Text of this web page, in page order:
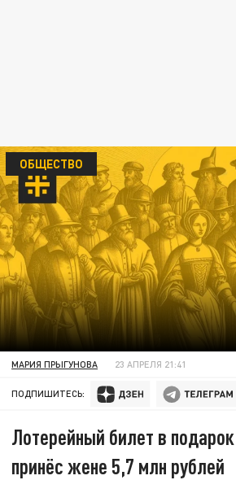
ОБЩЕСТВО
МАРИЯ ПРЫГУНОВА 23 АПРЕЛЯ 21:41
ПОДПИШИТЕСЬ:
Лотерейный билет в
принёс жене 5,7 млн рублей